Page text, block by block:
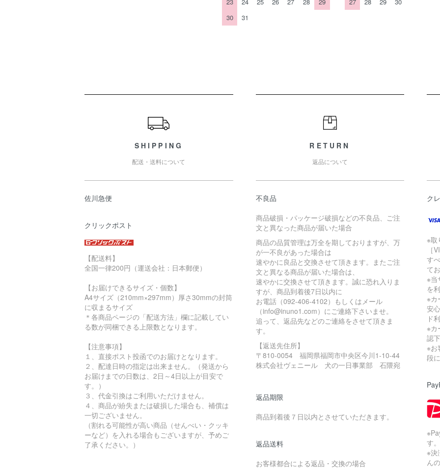
30
31
SHIPPING
配送・送料について
佐川急便
クリックポスト
【配送料】
全国一律200円（運送会社：日本郵便）
【お届けできるサイズ・個数】
A4サイズ（210mm×297mm）厚さ30mmの封筒
に収まるサイズ
＊各商品ページの「配送方法」欄に記載してい
る数が同梱できる上限数となります。
【注意事項】
１、直接ポスト投函でのお届けとなります。
２、配達日時の指定は出来ません。（発送から
お届けまでの日数は、2日～4日以上が目安で
す。）
３、代金引換はご利用いただけません。
４、商品が紛失または破損した場合も、補償は
一切ございません。
（割れる可能性が高い商品（せんべい・クッキ
ーなど）を入れる場合もございますが、予めご
了承ください。）
RETURN
返品について
不良品
商品破損・パッケージ破損などの不良品、ご注
文と異なった商品が届いた場合
商品の品質管理は万全を期しておりますが、万
が一不良があった場合は
速やかに良品と交換させて頂きます。またご注
文と異なる商品が届いた場合は、
速やかに交換させて頂きます。誠に恐れ入りま
すが、商品到着後7日以内に
お電話（092-406-4102）もしくはメール
（info@inuno1.com）にご連絡下さいませ。
追って、返品先などのご連絡をさせて頂きま
す。
【返送先住所】
〒810-0054 福岡県福岡市中央区今川1-10-44
株式会社ヴェニール 犬の一日事業部 石隈宛
返品期限
商品到着後７日以内とさせていただきます。
返品送料
お客様都合による返品・交換の場合
ク
※取
［
す
て
※当
を
※カ
安
ド
※カ
認
※お
段
す。
※決
ん